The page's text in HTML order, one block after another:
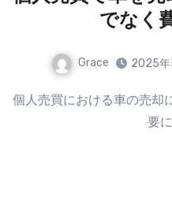
でなく
Grace 2025年
個人売買における車の売却には、書類だけでなく費用も必
要